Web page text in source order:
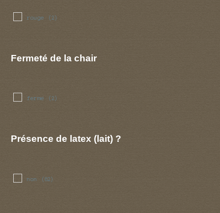
rouge (2)
Fermeté de la chair
ferme (2)
Présence de latex (lait) ?
non (82)